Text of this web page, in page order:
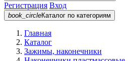
Регистрация Вход
book_circleКаталог по категориям
Главная
Каталог
Зажимы, наконечники